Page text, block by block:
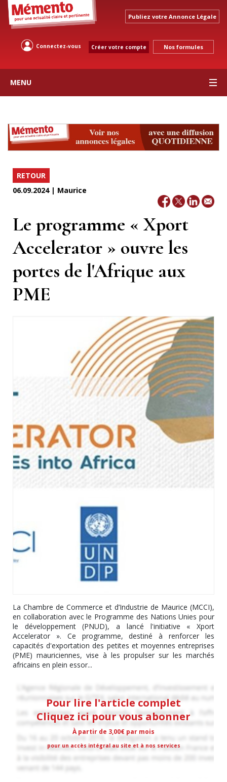
Publiez votre Annonce Légale
Connectez-vous Créer votre compte Nos formules
MENU
RETOUR
06.09.2024 | Maurice
Le programme « Xport
Accelerator » ouvre les
portes de l'Afrique aux
PME
La Chambre de Commerce et d’Industrie de Maurice (MCCI),
en collaboration avec le Programme des Nations Unies pour
le développement (PNUD), a lancé l'initiative « Xport
Accelerator ». Ce programme, destiné à renforcer les
capacités d'exportation des petites et moyennes entreprises
(PME) mauriciennes, vise à les propulser sur les marchés
africains en plein essor...
Pour lire l'article complet
Cliquez ici pour vous abonner
À partir de 3,00€ par mois
pour un accès intégral au site et à nos services